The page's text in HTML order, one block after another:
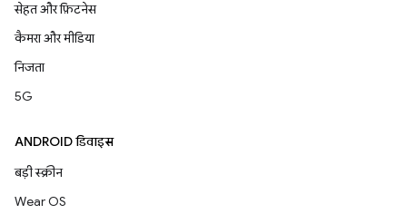
सेहत और फ़िटनेस
कैमरा और मीडिया
निजता
5G
ANDROID डिवाइस
बड़ी स्क्रीन
Wear OS